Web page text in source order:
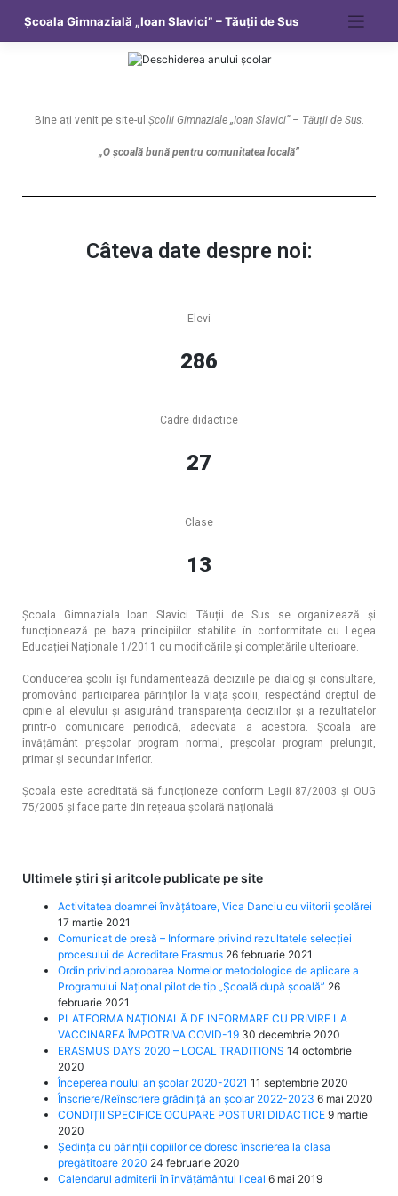
Școala Gimnazială „Ioan Slavici” – Tăuții de Sus
Bine ați venit pe site-ul Școlii Gimnaziale „Ioan Slavici” – Tăuții de Sus.
„O școală bună pentru comunitatea locală”
Câteva date despre noi:
Elevi
286
Cadre didactice
27
Clase
13
Școala Gimnaziala Ioan Slavici Tăuții de Sus se organizează și
funcționează pe baza principiilor stabilite în conformitate cu Legea
Educației Naționale 1/2011 cu modificările și completările ulterioare.
Conducerea școlii își fundamentează deciziile pe dialog și consultare,
promovând participarea părinților la viața școlii, respectând dreptul de
opinie al elevului și asigurând transparența deciziilor și a rezultatelor
printr-o comunicare periodică, adecvata a acestora. Școala are
învățământ preșcolar program normal, preșcolar program prelungit,
primar și secundar inferior.
Școala este acreditată să funcționeze conform Legii 87/2003 și OUG
75/2005 și face parte din rețeaua școlară națională.
Ultimele știri și aritcole publicate pe site
Activitatea doamnei învățătoare, Vica Danciu cu viitorii școlărei
17 martie 2021
Comunicat de presă – Informare privind rezultatele selecției
procesului de Acreditare Erasmus 26 februarie 2021
Ordin privind aprobarea Normelor metodologice de aplicare a
Programului Naţional pilot de tip „Şcoală după şcoală” 26
februarie 2021
PLATFORMA NAȚIONALĂ DE INFORMARE CU PRIVIRE LA
VACCINAREA ÎMPOTRIVA COVID-19 30 decembrie 2020
ERASMUS DAYS 2020 – LOCAL TRADITIONS 14 octombrie
2020
Începerea noului an școlar 2020-2021 11 septembrie 2020
Înscriere/Reînscriere grădiniță an școlar 2022-2023 6 mai 2020
CONDIȚII SPECIFICE OCUPARE POSTURI DIDACTICE 9 martie
2020
Ședința cu părinții copiilor ce doresc înscrierea la clasa
pregătitoare 2020 24 februarie 2020
Calendarul admiterii în învățământul liceal 6 mai 2019